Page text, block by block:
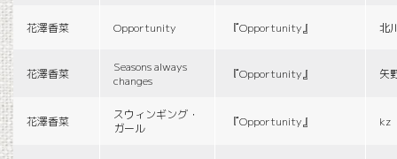
花澤香菜 Opportunity 『Opportunity』 北
花澤香菜
Seasons always
changes
『Opportunity』 矢
花澤香菜
スウィンギング・
ガール
『Opportunity』 kz